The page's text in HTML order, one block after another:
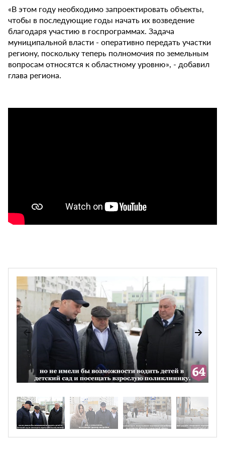
«В этом году необходимо запроектировать объекты,
чтобы в последующие годы начать их возведение
благодаря участию в госпрограммах. Задача
муниципальной власти - оперативно передать участки
региону, поскольку теперь полномочия по земельным
вопросам относятся к областному уровню», - добавил
глава региона.